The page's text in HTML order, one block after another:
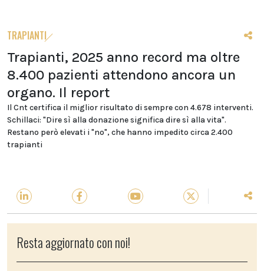
TRAPIANTI
Trapianti, 2025 anno record ma oltre
8.400 pazienti attendono ancora un
organo. Il report
Il Cnt certifica il miglior risultato di sempre con 4.678 interventi.
Schillaci: "Dire sì alla donazione significa dire sì alla vita".
Restano però elevati i "no", che hanno impedito circa 2.400
trapianti
Resta aggiornato con noi!